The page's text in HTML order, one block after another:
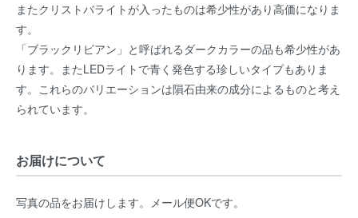
またクリストバライトが入ったものは希少性があり高価になりま
す。
「ブラックリビアン」と呼ばれるダークカラーの品も希少性があ
ります。またLEDライトで青く発色する珍しいタイプもありま
す。これらのバリエーションは隕石由来の成分によるものと考え
られています。
お届けについて
写真の品をお届けします。メール便OKです。